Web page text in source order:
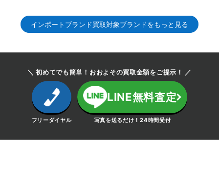
インポートブランド買取対象ブランドをもっと見る
＼ 初めてでも簡単！おおよその買取金額をご提示！ ／
フリーダイヤル
LINE無料査定
写真を送るだけ！24時間受付